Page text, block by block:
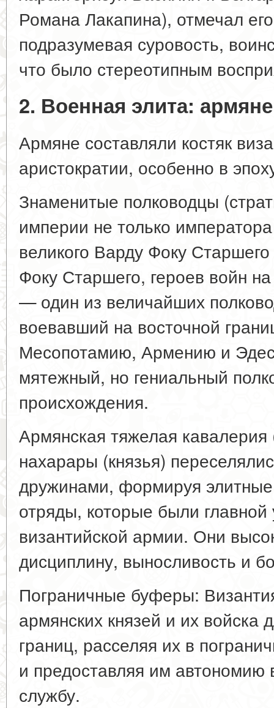
Романа Лакапина), отмечал
подразумевая суровость,
что было стереотипным
2. Военная элита:
Армяне составляли костяк
аристократии, особенно в
Знаменитые полководцы
империи не только
великого Варду Фоку
Фоку Старшего, героев войн
— один из величайших
воевавший на восточной
Месопотамию, Армению и
мятежный, но гениальный
происхождения.
Армянская тяжелая
нахарары (князья)
дружинами, формируя
отряды, которые были
византийской армии. Они
дисциплину, выносливость и
Пограничные буферы:
армянских князей и их войска
границ, расселяя их в
и предоставляя им
службу.